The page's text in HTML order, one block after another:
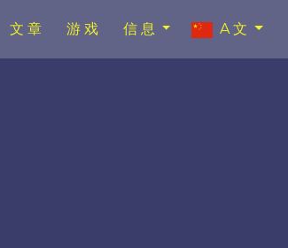
文章 游戏 信息 A文